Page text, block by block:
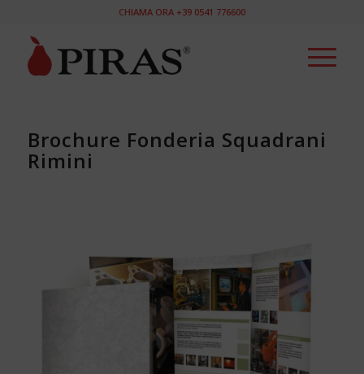
CHIAMA ORA +39 0541 776600
Brochure Fonderia Squadrani
Rimini